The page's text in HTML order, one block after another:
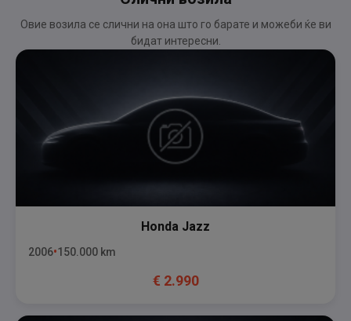
Овие возила се слични на она што го барате и можеби ќе ви
бидат интересни.
Honda Jazz
2006 150.000 km
€ 2.990